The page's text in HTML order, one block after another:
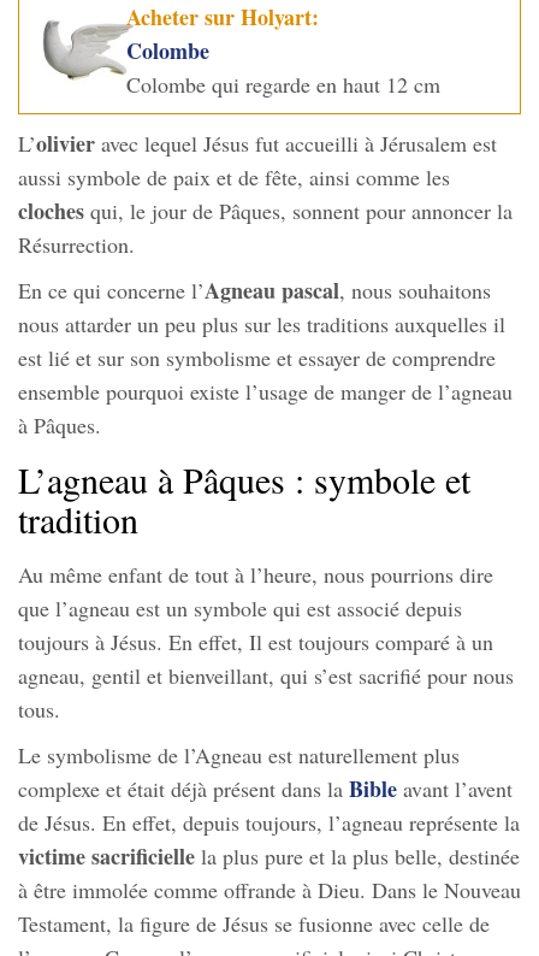
Acheter sur Holyart:
Colombe
Colombe qui regarde en haut 12 cm
L’olivier avec lequel Jésus fut accueilli à Jérusalem est
aussi symbole de paix et de fête, ainsi comme les
cloches qui, le jour de Pâques, sonnent pour annoncer la
Résurrection.
En ce qui concerne l’Agneau pascal, nous souhaitons
nous attarder un peu plus sur les traditions auxquelles il
est lié et sur son symbolisme et essayer de comprendre
ensemble pourquoi existe l’usage de manger de l’agneau
à Pâques.
L’agneau à Pâques : symbole et
tradition
Au même enfant de tout à l’heure, nous pourrions dire
que l’agneau est un symbole qui est associé depuis
toujours à Jésus. En effet, Il est toujours comparé à un
agneau, gentil et bienveillant, qui s’est sacrifié pour nous
tous.
Le symbolisme de l’Agneau est naturellement plus
complexe et était déjà présent dans la Bible avant l’avent
de Jésus. En effet, depuis toujours, l’agneau représente la
victime sacrificielle la plus pure et la plus belle, destinée
à être immolée comme offrande à Dieu. Dans le Nouveau
Testament, la figure de Jésus se fusionne avec celle de